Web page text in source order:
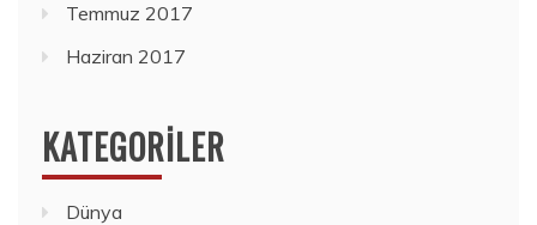
Temmuz 2017
Haziran 2017
KATEGORILER
Dünya